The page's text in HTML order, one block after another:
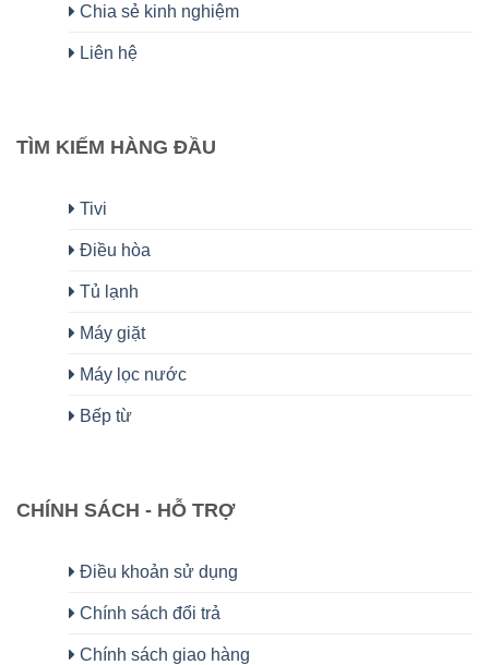
Chia sẻ kinh nghiệm
Liên hệ
TÌM KIẾM HÀNG ĐẦU
Tivi
Điều hòa
Tủ lạnh
Máy giặt
Máy lọc nước
Bếp từ
CHÍNH SÁCH - HỖ TRỢ
Điều khoản sử dụng
Chính sách đổi trả
Chính sách giao hàng